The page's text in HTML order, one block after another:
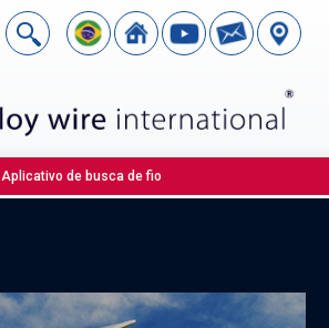
Aplicativo de busca de fio